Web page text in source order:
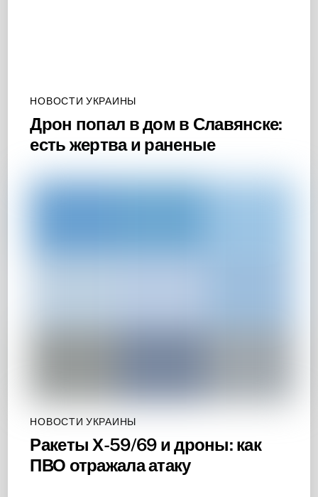
НОВОСТИ УКРАИНЫ
Дрон попал в дом в Славянске:
есть жертва и раненые
НОВОСТИ УКРАИНЫ
Ракеты Х-59/69 и дроны: как
ПВО отражала атаку